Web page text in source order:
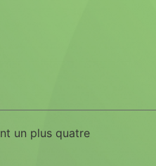
un plus quatre